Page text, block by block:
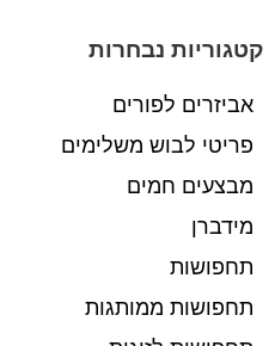
קטגוריות נבחרות
אביזרים לפורים
פריטי לבוש משלימים
מבצעים חמים
מידברן
תחפושות
תחפושות ממותגות